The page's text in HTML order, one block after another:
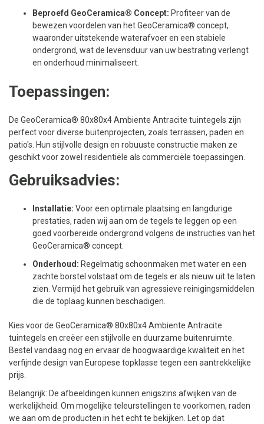
Beproefd GeoCeramica® Concept: Profiteer van de
bewezen voordelen van het GeoCeramica® concept,
waaronder uitstekende waterafvoer en een stabiele
ondergrond, wat de levensduur van uw bestrating verlengt
en onderhoud minimaliseert.
Toepassingen:
De GeoCeramica® 80x80x4 Ambiente Antracite tuintegels zijn
perfect voor diverse buitenprojecten, zoals terrassen, paden en
patio's. Hun stijlvolle design en robuuste constructie maken ze
geschikt voor zowel residentiële als commerciële toepassingen.
Gebruiksadvies:
Installatie: Voor een optimale plaatsing en langdurige
prestaties, raden wij aan om de tegels te leggen op een
goed voorbereide ondergrond volgens de instructies van het
GeoCeramica® concept.
Onderhoud: Regelmatig schoonmaken met water en een
zachte borstel volstaat om de tegels er als nieuw uit te laten
zien. Vermijd het gebruik van agressieve reinigingsmiddelen
die de toplaag kunnen beschadigen.
Kies voor de GeoCeramica® 80x80x4 Ambiente Antracite
tuintegels en creëer een stijlvolle en duurzame buitenruimte.
Bestel vandaag nog en ervaar de hoogwaardige kwaliteit en het
verfijnde design van Europese topklasse tegen een aantrekkelijke
prijs.
Belangrijk: De afbeeldingen kunnen enigszins afwijken van de
werkelijkheid. Om mogelijke teleurstellingen te voorkomen, raden
we aan om de producten in het echt te bekijken. Let op dat